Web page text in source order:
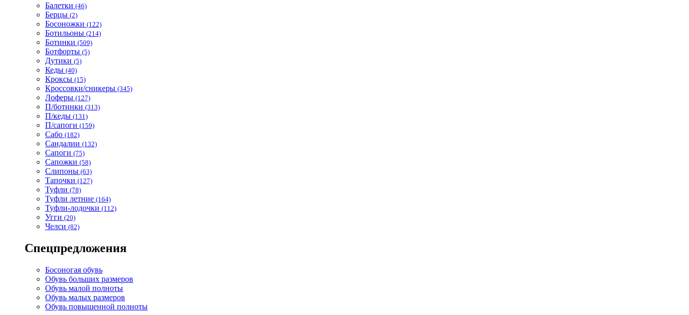
Балетки (46)
Берцы (2)
Босоножки (122)
Ботильоны (214)
Ботинки (509)
Ботфорты (5)
Дутики (5)
Кеды (40)
Кроксы (15)
Кроссовки/сникеры (345)
Лоферы (127)
П/ботинки (313)
П/кеды (131)
П/сапоги (159)
Сабо (182)
Сандалии (132)
Сапоги (75)
Сапожки (58)
Слипоны (63)
Тапочки (127)
Туфли (78)
Туфли летние (164)
Туфли-лодочки (112)
Угги (20)
Челси (82)
Спецпредложения
Босоногая обувь
Обувь больших размеров
Обувь малой полноты
Обувь малых размеров
Обувь повышенной полноты